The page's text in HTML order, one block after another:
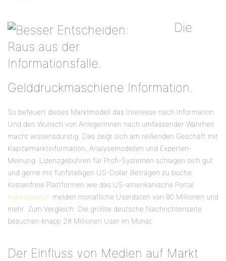
Die
Gelddruckmaschiene Information.
So befeuert dieses Marktmodell das Interesse nach Information.
Und den Wunsch von AnlegerInnen nach umfassender Wahrheit
macht wissensdurstig. Das zeigt sich am reißenden Geschäft mit
Kapitalmarktinformation, Analysemodellen und Experten-
Meinung. Lizenzgebühren für Profi-Systemen schlagen sich gut
und gerne mit fünfstelligen US-Dollar Beträgen zu buche.
Kostenfreie Plattformen wie das US-amerikanische Portal
marketwatch melden monatliche Userdaten von 80 Millionen und
mehr. Zum Vergleich: Die größte deutsche Nachrichtenseite
besuchen knapp 28 Millionen User im Monat.
Der Einfluss von Medien auf Markt